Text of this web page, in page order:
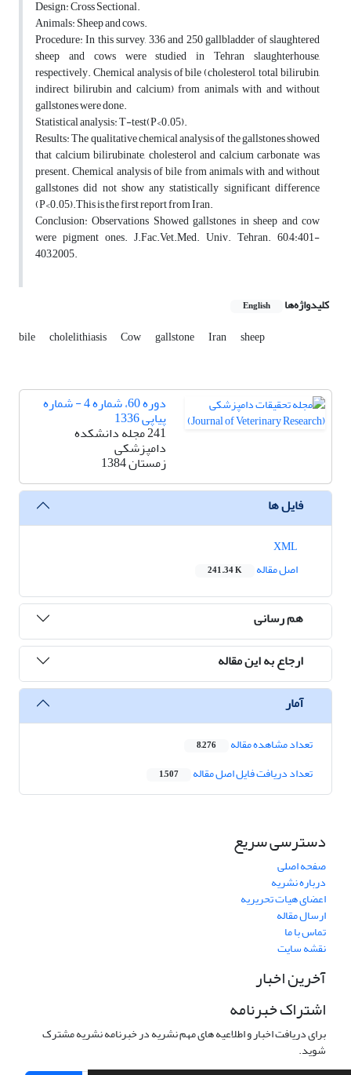
Design: Cross Sectional.
Animals: Sheep and cows.
Procedure: In this survey, 336 and 250 gallbladder of slaughtered
sheep and cows were studied in Tehran slaughterhouse,
respectively. Chemical analysis of bile (cholesterol, total bilirubin,
indirect bilirubin and calcium) from animals with and without
gallstones were done.
Statistical analysis: T-test(P<0.05).
Results: The qualitative chemical analysis of the gallstones showed
that calcium bilirubinate, cholesterol and calcium carbonate was
present. Chemical analysis of bile from animals with and without
gallstones did not show any statistically significant difference
(P<0.05).This is the first report from Iran.
Conclusion: Observations Showed gallstones in sheep and cow
were pigment ones. J.Fac.Vet.Med. Univ. Tehran. 60,4:401-
403,2005.
کلیدواژه‌ها English
bile cholelithiasis Cow gallstone Iran sheep
دوره 60، شماره 4 - شماره
پیاپی 1336
241 مجله دانشکده
دامپزشکی
زمستان 1384
فایل ها
اصل مقاله
241.34 K
هم رسانی
ارجاع به این مقاله
آمار
تعداد مشاهده مقاله 8,276
تعداد دریافت فایل اصل مقاله 1,507
دسترسی سریع
صفحه اصلی
درباره نشریه
اعضای هیات تحریریه
ارسال مقاله
تماس با ما
نقشه سایت
آخرین اخبار
اشتراک خبرنامه
برای دریافت اخبار و اطلاعیه های مهم نشریه در خبرنامه نشریه مشترک
شوید.